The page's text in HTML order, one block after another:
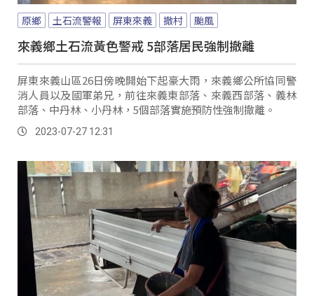
原鄉 土石流警報 屏東來義 撤村 颱風
來義鄉土石流黃色警戒 5部落居民強制撤離
屏東來義山區26日傍晚開始下起豪大雨，來義鄉公所協同警
消人員以及國軍弟兄，前往來義東部落、來義西部落、義林
部落、中丹林、小丹林，5個部落實施預防性強制撤離。
2023-07-27 12:31